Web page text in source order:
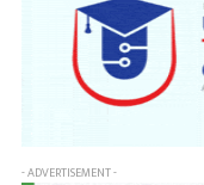
- ADVERTISEMENT -